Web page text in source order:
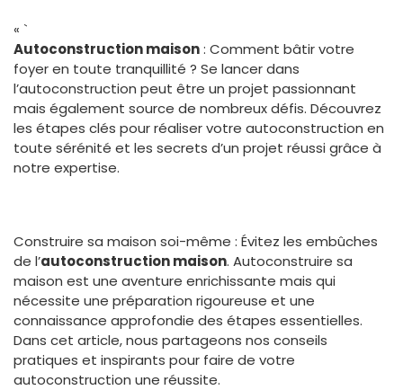
« `
Autoconstruction maison: Comment bâtir votre
foyer en toute tranquillité ? Se lancer dans
l’autoconstruction peut être un projet passionnant
mais également source de nombreux défis. Découvrez
les étapes clés pour réaliser votre autoconstruction en
toute sérénité et les secrets d’un projet réussi grâce à
notre expertise.
Construire sa maison soi-même : Évitez les embûches
de l’autoconstruction maison. Autoconstruire sa
maison est une aventure enrichissante mais qui
nécessite une préparation rigoureuse et une
connaissance approfondie des étapes essentielles.
Dans cet article, nous partageons nos conseils
pratiques et inspirants pour faire de votre
autoconstruction une réussite.